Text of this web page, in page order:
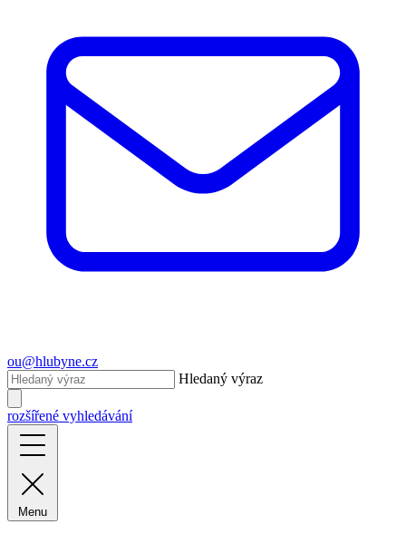
ou@hlubyne.cz
Hledaný výraz
rozšířené vyhledávání
Menu